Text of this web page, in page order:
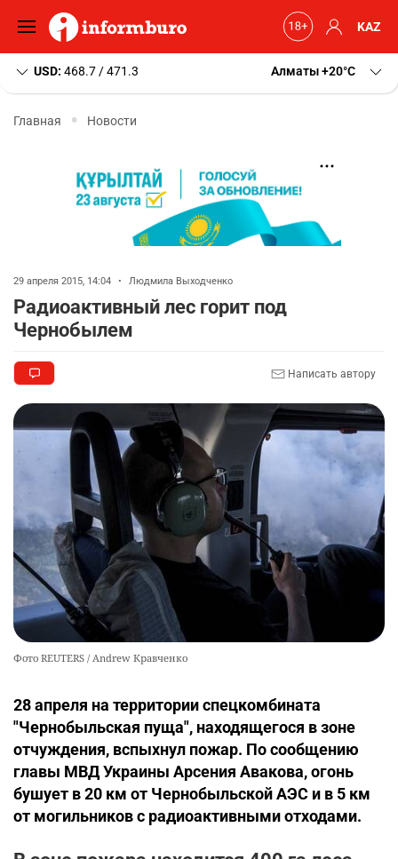
KAZ
USD: 468.7 / 471.3 Алматы+20 C
Главная Новости
29 апреля 2015, 14:04 • Людмила Выходченко
Радиоактивный лес горит под
Чернобылем
Написать автору
Фото REUTERS / Andrew Кравченко
28 апреля на территории спецкомбината
"Чернобыльская пуща", находящегося в зоне
отчуждения, вспыхнул пожар. По сообщению
главы МВД Украины Арсения Авакова, огонь
бушует в 20 км от Чернобыльской АЭС и в 5 км
от могильников с радиоактивными отходами.